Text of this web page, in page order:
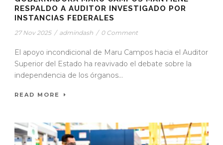
RESPALDO A AUDITOR INVESTIGADO POR
INSTANCIAS FEDERALES
27 Nov 2025 / admindash / 0 Comment
El apoyo incondicional de Maru Campos hacia el Auditor
Superior del Estado ha reavivado el debate sobre la
independencia de los órganos...
READ MORE